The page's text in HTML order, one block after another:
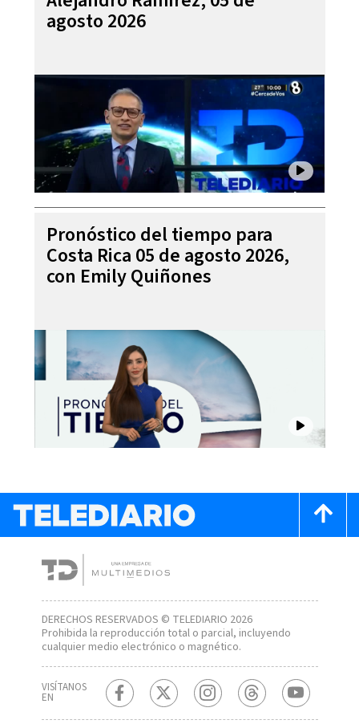
agosto 2026
Pronóstico del tiempo para
Costa Rica 05 de agosto 2026,
con Emily Quiñones
DERECHOS RESERVADOS © TELEDIARIO 2026
Prohibida la reproducción total o parcial, incluyendo
cualquier medio electrónico o magnético.
VISÍTANOS
EN